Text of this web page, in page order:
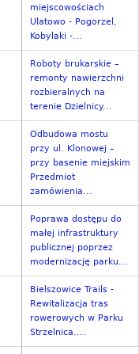
miejscowościach
Ulatowo - Pogorzel,
Kobylaki -...
Roboty brukarskie –
remonty nawierzchni
rozbieralnych na
terenie Dzielnicy...
Odbudowa mostu
przy ul. Klonowej –
przy basenie miejskim
Przedmiot
zamówienia...
Poprawa dostępu do
małej infrastruktury
publicznej poprzez
modernizację parku...
Bielszowice Trails -
Rewitalizacja tras
rowerowych w Parku
Strzelnica....